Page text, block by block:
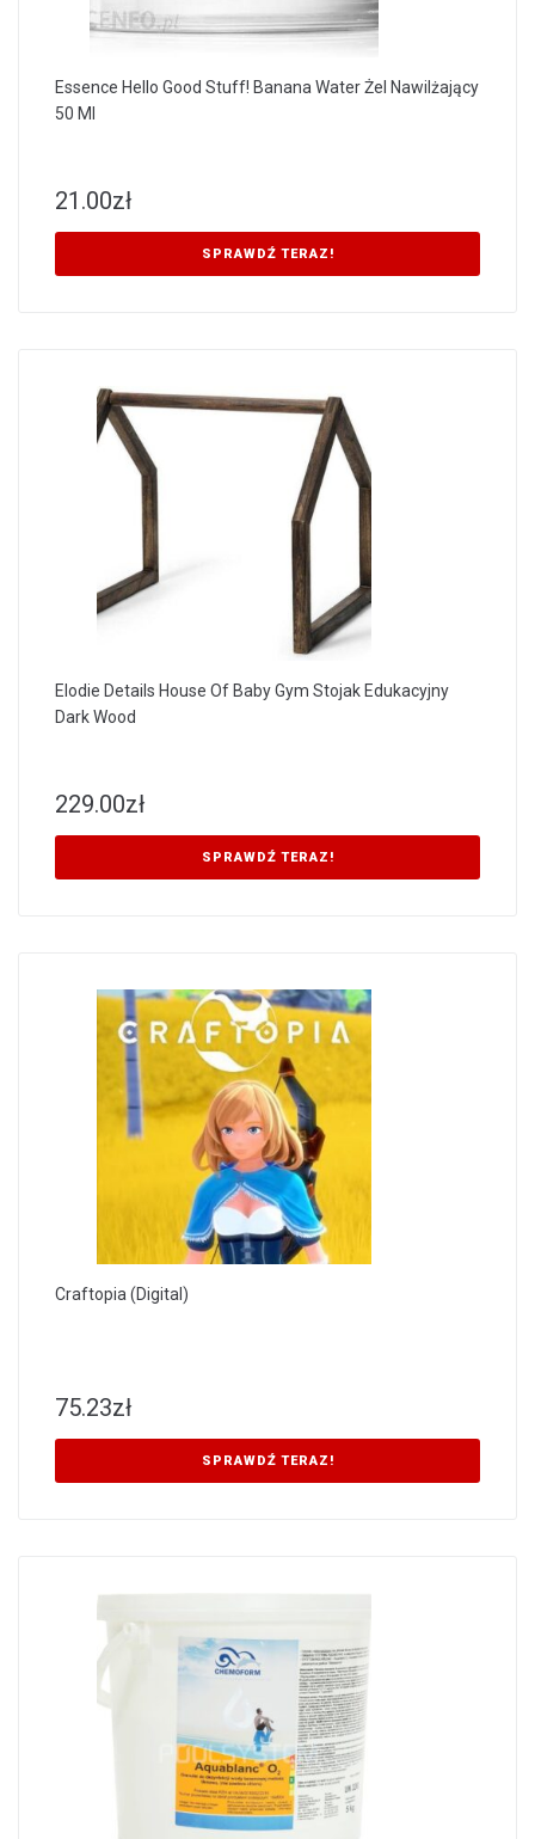
Essence Hello Good Stuff! Banana Water Żel Nawilżający
50 Ml
21.00zł
SPRAWDŹ TERAZ!
Elodie Details House Of Baby Gym Stojak Edukacyjny
Dark Wood
229.00zł
SPRAWDŹ TERAZ!
Craftopia (Digital)
75.23zł
SPRAWDŹ TERAZ!